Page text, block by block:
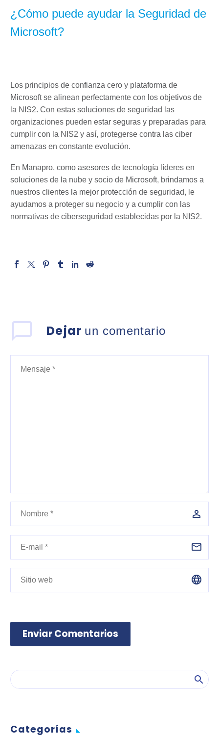
¿Cómo puede ayudar la Seguridad de
Microsoft?
Los principios de confianza cero y plataforma de
Microsoft se alinean perfectamente con los objetivos de
la NIS2. Con estas soluciones de seguridad las
organizaciones pueden estar seguras y preparadas para
cumplir con la NIS2 y así, protegerse contra las ciber
amenazas en constante evolución.
En Manapro, como asesores de tecnología líderes en
soluciones de la nube y socio de Microsoft, brindamos a
nuestros clientes la mejor protección de seguridad, le
ayudamos a proteger su negocio y a cumplir con las
normativas de ciberseguridad establecidas por la NIS2.
Dejar un comentario
Enviar Comentarios
Categorías